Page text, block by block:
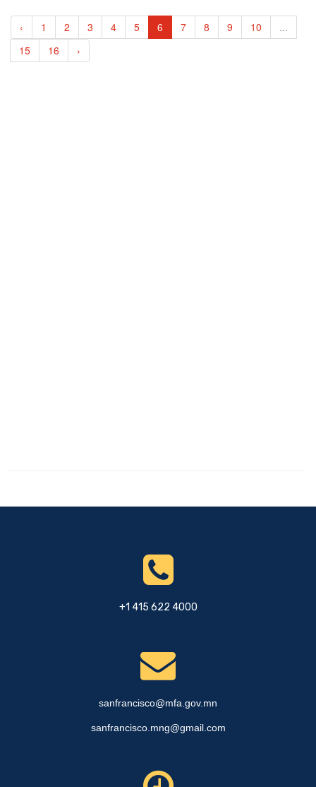
‹ 1 2 3 4 5 6 7 8 9 10
...
15
16 ›
+1 415 622 4000
sanfrancisco@mfa.gov.mn
sanfrancisco.mng@gmail.com